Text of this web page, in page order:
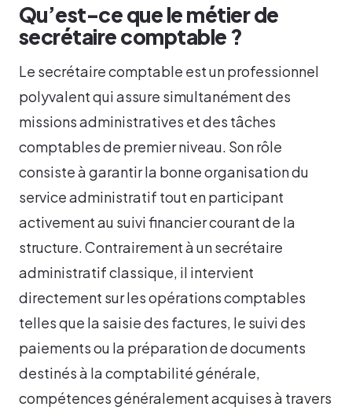
Qu’est-ce que le métier de
secrétaire comptable ?
Le secrétaire comptable est un professionnel
polyvalent qui assure simultanément des
missions administratives et des tâches
comptables de premier niveau. Son rôle
consiste à garantir la bonne organisation du
service administratif tout en participant
activement au suivi financier courant de la
structure. Contrairement à un secrétaire
administratif classique, il intervient
directement sur les opérations comptables
telles que la saisie des factures, le suivi des
paiements ou la préparation de documents
destinés à la comptabilité générale,
compétences généralement acquises à travers